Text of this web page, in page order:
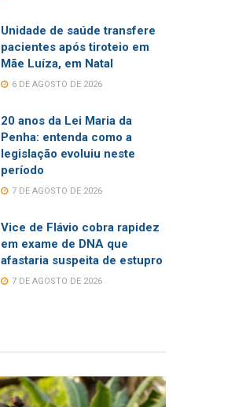
Unidade de saúde transfere
pacientes após tiroteio em
Mãe Luíza, em Natal
6 DE AGOSTO DE 2026
20 anos da Lei Maria da
Penha: entenda como a
legislação evoluiu neste
período
7 DE AGOSTO DE 2026
Vice de Flávio cobra rapidez
em exame de DNA que
afastaria suspeita de estupro
7 DE AGOSTO DE 2026